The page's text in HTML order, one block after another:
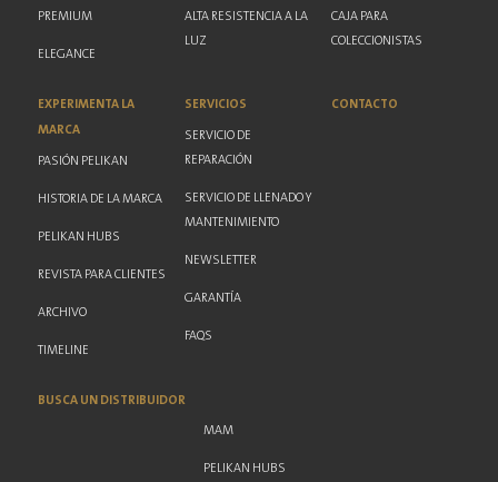
PREMIUM
ELEGANCE
ALTA RESISTENCIA A LA
LUZ
CAJA PARA
COLECCIONISTAS
EXPERIMENTA LA
MARCA
PASIÓN PELIKAN
HISTORIA DE LA MARCA
PELIKAN HUBS
REVISTA PARA CLIENTES
ARCHIVO
TIMELINE
SERVICIOS
SERVICIO DE
REPARACIÓN
SERVICIO DE LLENADO Y
MANTENIMIENTO
NEWSLETTER
GARANTÍA
FAQS
CONTACTO
BUSCA UN DISTRIBUIDOR
MAM
PELIKAN HUBS